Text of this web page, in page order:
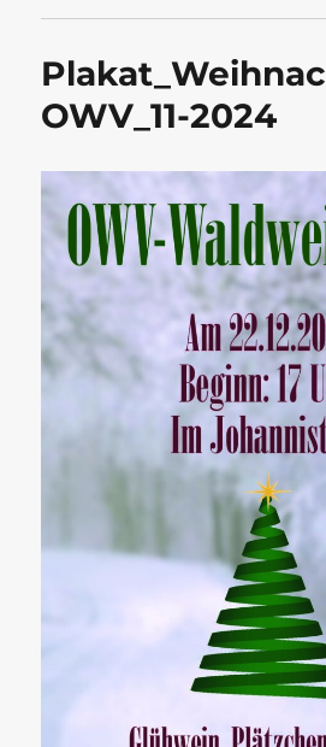
OWV_11-2024